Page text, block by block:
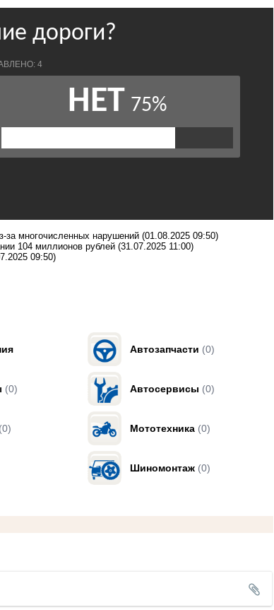
за многочисленных нарушений (01.08.2025 09:50)
104 миллионов рублей (31.07.2025 11:00)
09:50)
Автозапчасти (0)
(0) Автосервисы (0)
(0) Мототехника (0)
Шиномонтаж (0)